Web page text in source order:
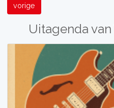
vorige
Uitagenda